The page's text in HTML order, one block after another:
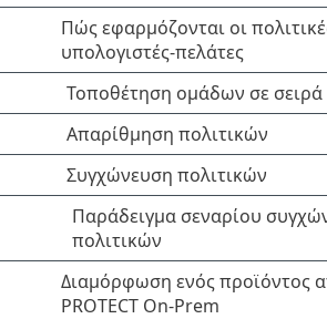
Πώς εφαρμόζονται οι
υπολογιστές-πελάτες
Τοποθέτηση ομάδων σε σειρά
Απαρίθμηση πολιτικών
Συγχώνευση πολιτικών
Παράδειγμα σεναρίου
πολιτικών
Διαμόρφωση ενός προϊόντος
PROTECT On-Prem